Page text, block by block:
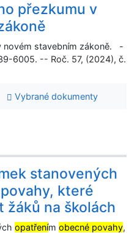
přezkumu v
novém stavebním zákoně. -
6005. -- Roč. 57, (2024), č.
Vybrané dokumenty
stanovených
které
žáků na školách
opatřením obecné povahy,